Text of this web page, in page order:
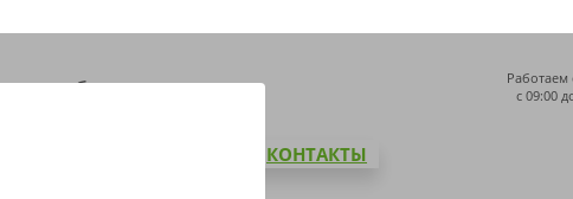
Работаем
с 09:00
КОНТАКТЫ